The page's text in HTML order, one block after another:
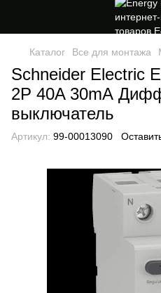
Каталог Все для монтажа
Schneider Electric
2P 40A 30mА
выключатель
Артикул: 99-00013090